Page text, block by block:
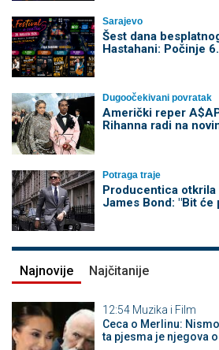
Sarajevo
Šest dana
Hastahani: Počinje
Dugoočekivani povratak
Američki reper
Rihanna radi na
Potraga traje
Producentica otkrila
James Bond: "Bit
Najnovije Najčitanije
12:54 Muzika i Film
Ceca o Merlinu:
ta pjesma je njegova